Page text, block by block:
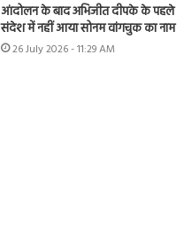
आंदोलन के बाद अभिजीत दीपके के पहले
संदेश में नहीं आया सोनम वांगचुक का नाम
26 July 2026 - 11:29 AM